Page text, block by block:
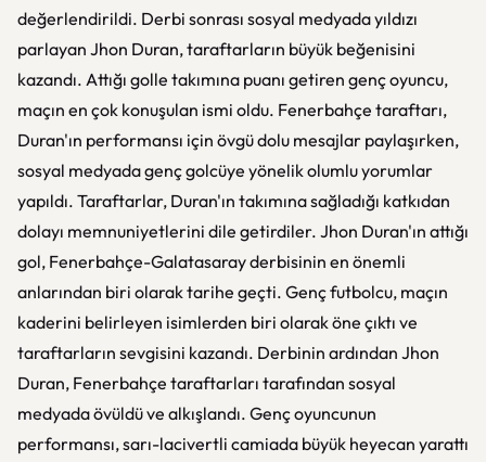
değerlendirildi. Derbi sonrası sosyal medyada yıldızı
parlayan Jhon Duran, taraftarların büyük beğenisini
kazandı. Attığı golle takımına puanı getiren genç oyuncu,
maçın en çok konuşulan ismi oldu. Fenerbahçe taraftarı,
Duran'ın performansı için övgü dolu mesajlar paylaşırken,
sosyal medyada genç golcüye yönelik olumlu yorumlar
yapıldı. Taraftarlar, Duran'ın takımına sağladığı katkıdan
dolayı memnuniyetlerini dile getirdiler. Jhon Duran'ın attığı
gol, Fenerbahçe-Galatasaray derbisinin en önemli
anlarından biri olarak tarihe geçti. Genç futbolcu, maçın
kaderini belirleyen isimlerden biri olarak öne çıktı ve
taraftarların sevgisini kazandı. Derbinin ardından Jhon
Duran, Fenerbahçe taraftarları tarafından sosyal
medyada övüldü ve alkışlandı. Genç oyuncunun
performansı, sarı-lacivertli camiada büyük heyecan yarattı